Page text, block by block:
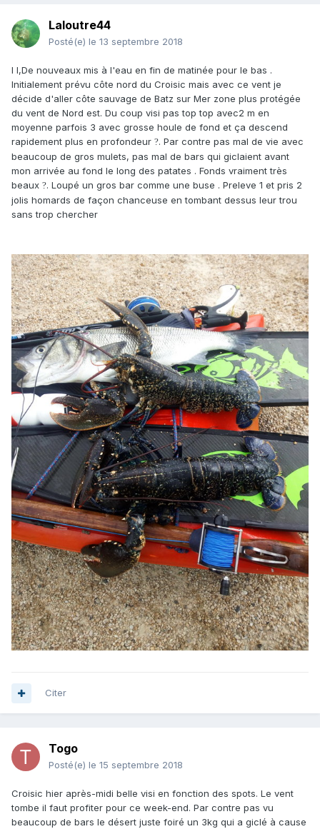
Laloutre44
Posté(e) le 13 septembre 2018
l l,De nouveaux mis à l'eau en fin de matinée pour le bas .
Initialement prévu côte nord du Croisic mais avec ce vent je
décide d'aller côte sauvage de Batz sur Mer zone plus protégée
du vent de Nord est. Du coup visi pas top top avec2 m en
moyenne parfois 3 avec grosse houle de fond et ça descend
rapidement plus en profondeur ?. Par contre pas mal de vie avec
beaucoup de gros mulets, pas mal de bars qui giclaient avant
mon arrivée au fond le long des patates . Fonds vraiment très
beaux ?. Loupé un gros bar comme une buse . Preleve 1 et pris 2
jolis homards de façon chanceuse en tombant dessus leur trou
sans trop chercher
Citer
Togo
Posté(e) le 15 septembre 2018
Croisic hier après-midi belle visi en fonction des spots. Le vent
tombe il faut profiter pour ce week-end. Par contre pas vu
beaucoup de bars le désert juste foiré un 3kg qui a giclé à cause